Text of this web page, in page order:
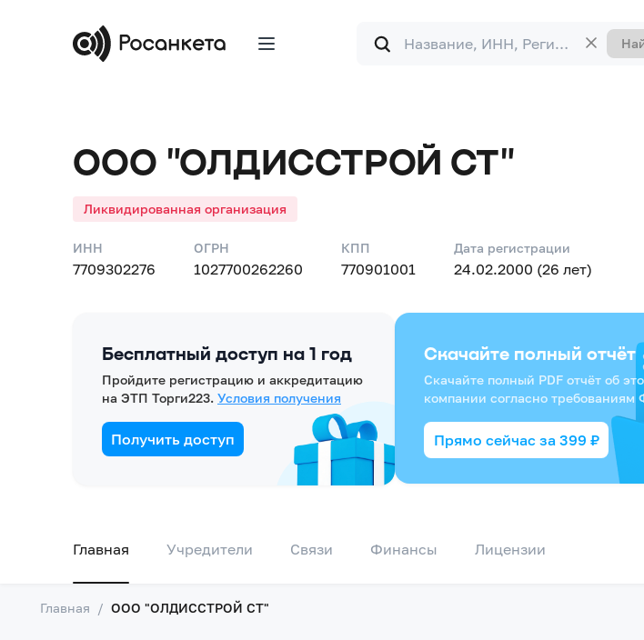
Форма
поиска
ООО "ОЛДИССТРОЙ СТ"
Ликвидированная организация
ИНН
7709302276
ОГРН
1027700262260
КПП
770901001
Дата регистрации
24.02.2000 (26 лет)
Бесплатный доступ на 1 год
Пройдите регистрацию и аккредитацию
на ЭТП Торги223. Условия получения
Получить доступ
Скачайте полный отчёт
Скачайте полный PDF отчёт об
компании согласно требованиям
Прямо сейчас за 399 ₽
Главная Учредители Связи Финансы Лицензии
Главная / ООО "ОЛДИССТРОЙ СТ"